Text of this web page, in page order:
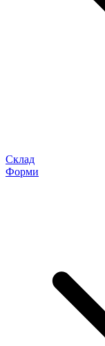
Склад
Форми